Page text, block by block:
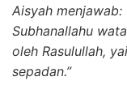
Aisyah menjawab:
Subhanallahu
oleh Rasulullah,
sepadan.”